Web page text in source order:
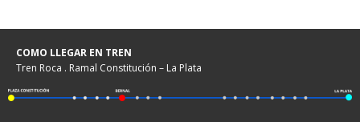
COMO LLEGAR EN TREN
Tren Roca . Ramal Constitución – La Plata